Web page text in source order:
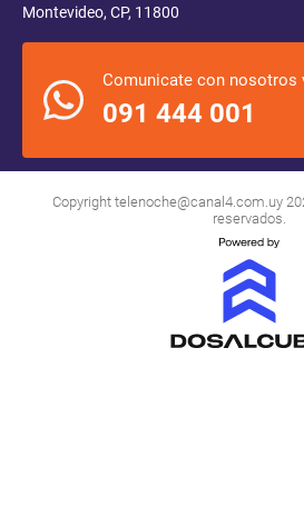
Montevideo, CP, 11800
Comunicate con nosotros
091 444 001
Copyright telenoche@canal4.com.uy
reservados.